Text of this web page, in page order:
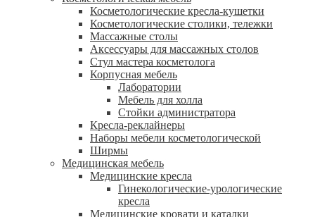
Косметологические кресла-кушетки
Косметологические столики, тележки
Массажные столы
Аксессуары для массажных столов
Стул мастера косметолога
Корпусная мебель
Лаборатории
Мебель для холла
Стойки администратора
Кресла-реклайнеры
Наборы мебели косметологической
Ширмы
Медицинская мебель
Медицинские кресла
Гинекологические-урологические
кресла
Медицинские кровати и каталки